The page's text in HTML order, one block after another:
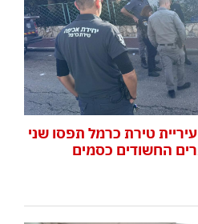
טירת כרמל תפסו שני
החשודים כסמים